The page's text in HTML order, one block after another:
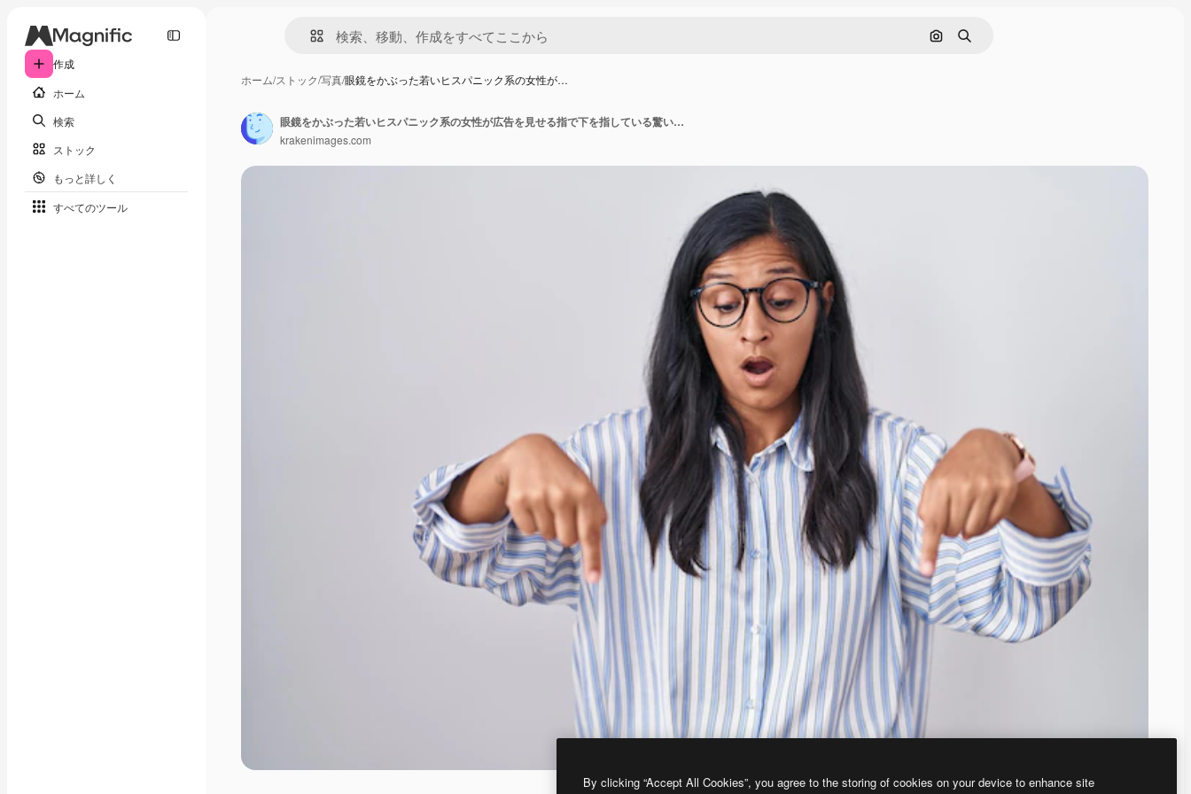
作成
ホーム
検索
ストック
もっと詳しく
すべてのツール
画像で検索
検索
ホーム/ストック/写真/眼鏡をかぶった若いヒスパニック系の女性が…
眼鏡をかぶった若いヒスパニック系の女性が広告を見せる指で下を指している驚いた顔と開いた口
krakenimages.com
By clicking “Accept All Cookies”, you agree to the storing of cookies on your device to enhance site